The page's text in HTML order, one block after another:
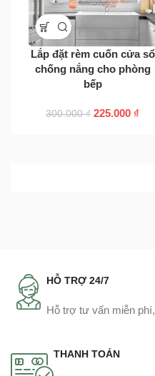
Lắp đặt rèm cuốn cửa sổ
chống nắng cho phòng
bếp
300.000₫ 225.000 ₫
HỖ TRỢ 24/7
Hỗ trợ tư vấn miễn
THANH TOÁN